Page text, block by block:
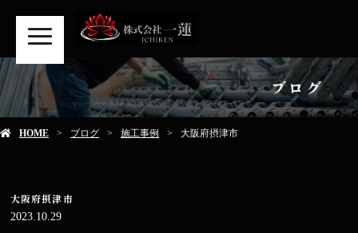
ブログ
HOME ブログ 施工事例 大阪府摂津市
大阪府摂津市
2023.10.29